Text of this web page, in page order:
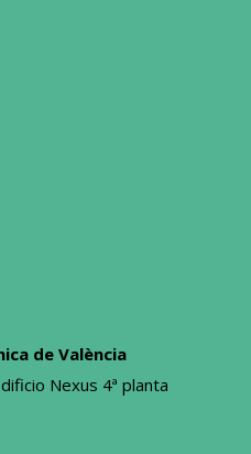
de València
Nexus 4ª planta